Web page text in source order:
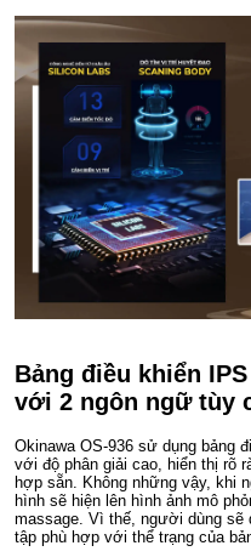
Bảng điều khiển
với 2 ngôn ngữ tùy
Okinawa OS-936 sử dụng bảng
với độ phân giải cao, hiển thị rõ
hợp sẵn. Không những vậy, khi
hình sẽ hiện lên hình ảnh mô
massage. Vì thế, người dùng sẽ
tập phù hợp với thể trạng của